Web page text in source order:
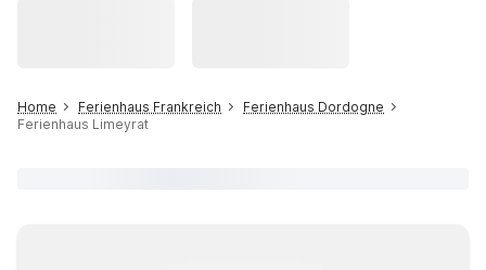
Home Ferienhaus Frankreich
Ferienhaus Dordogne
Ferienhaus Limeyrat